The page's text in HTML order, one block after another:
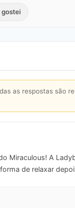
gostei
as respostas são
Miraculous! A
de relaxar